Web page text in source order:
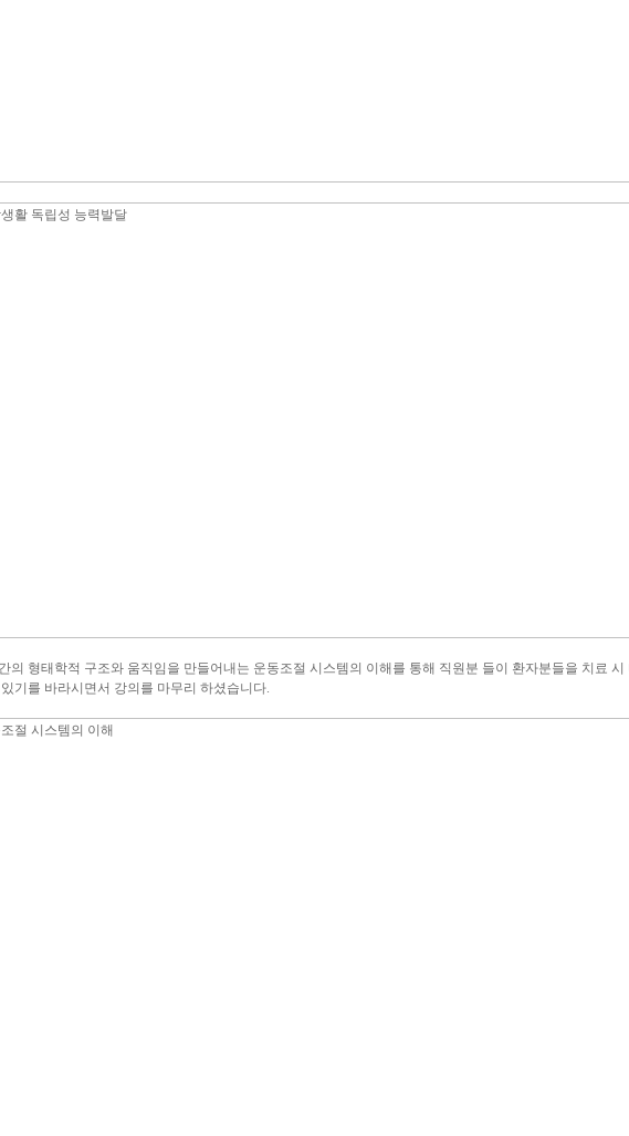
의 형태학적 구조와 움직임을 만들어내는 운동조절 시스템의 이해를 통해 직원분 들이 환자분들을 치료 시
기를 바라시면서 강의를 마무리 하셨습니다.